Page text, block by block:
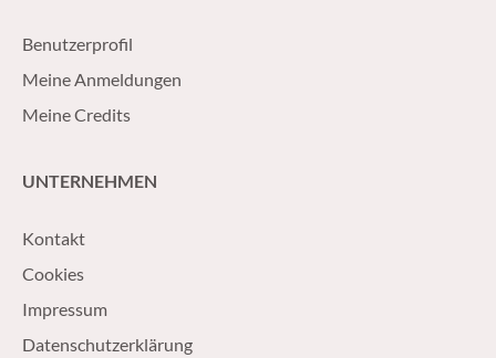
Benutzerprofil
Meine Anmeldungen
Meine Credits
UNTERNEHMEN
Kontakt
Cookies
Impressum
Datenschutzerklärung